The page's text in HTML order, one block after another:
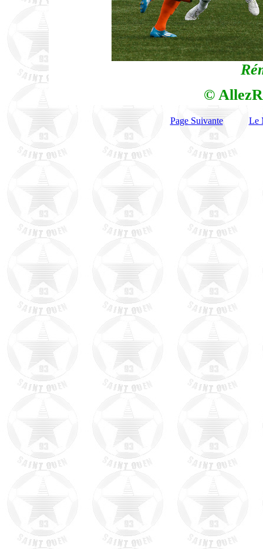
©
Page Suivante Le